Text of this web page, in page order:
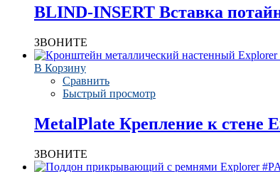
BLIND-INSERT Вставка
ЗВОНИТЕ
В Корзину
Сравнить
Быстрый просмотр
MetalPlate Крепление к стене
ЗВОНИТЕ